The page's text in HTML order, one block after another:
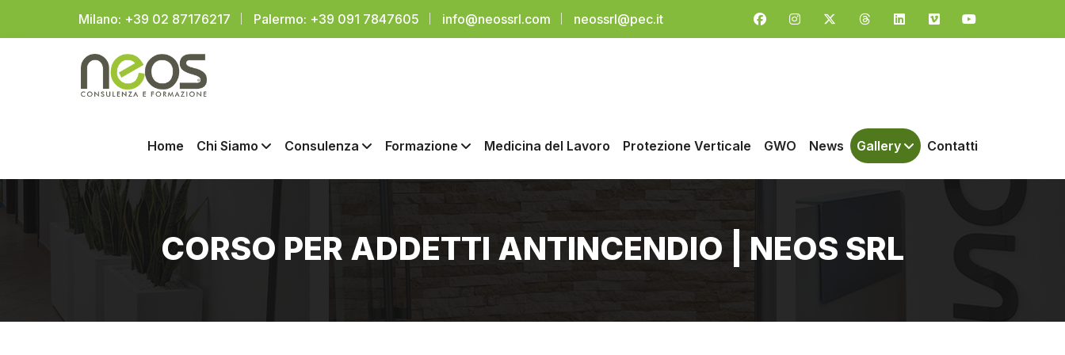
Milano: +39 02 87176217 Palermo: +39 091 7847605 info@neossrl.com neossrl@pec.it
Home Chi Siamo Consulenza Formazione Medicina del Lavoro Protezione Verticale GWO News Gallery Contatti
CORSO PER ADDETTI ANTINCENDIO | NEOS SRL